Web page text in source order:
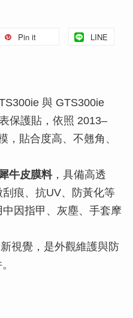
Pin it LINE
與 GTS300ie
保護貼，依照 2013–
，貼合度高、不翹角、
牛皮膜料，具備高透
痕、抗UV、防黃化等
因指甲、灰塵、手套摩
視覺，是外觀維護與防